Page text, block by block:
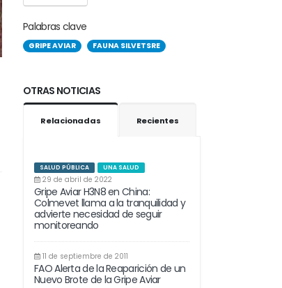
Palabras clave
GRIPE AVIAR FAUNA SILVETSRE
OTRAS NOTICIAS
Relacionadas Recientes
SALUD PÚBLICA UNA SALUD
29 de abril de 2022
Gripe Aviar H3N8 en China:
Colmevet llama a la tranquilidad y
advierte necesidad de seguir
monitoreando
11 de septiembre de 2011
FAO Alerta de la Reaparición de un
Nuevo Brote de la Gripe Aviar